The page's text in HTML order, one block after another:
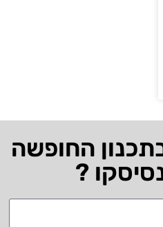
החופשה
?